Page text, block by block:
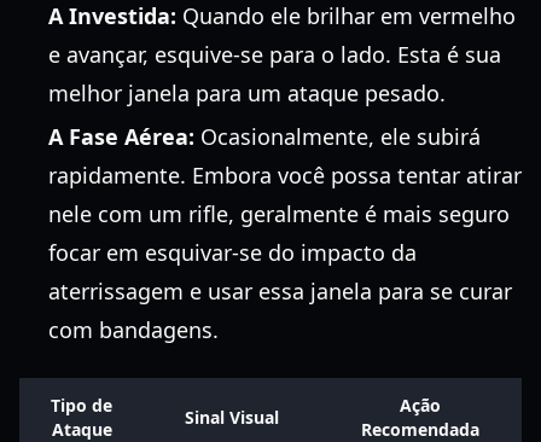
A Investida: Quando ele brilhar em vermelho
e avançar, esquive-se para o lado. Esta é sua
melhor janela para um ataque pesado.
A Fase Aérea: Ocasionalmente, ele subirá
rapidamente. Embora você possa tentar atirar
nele com um rifle, geralmente é mais seguro
focar em esquivar-se do impacto da
aterrissagem e usar essa janela para se curar
com bandagens.
Tipo de
Ataque
Sinal Visual
Ação
Recomendada